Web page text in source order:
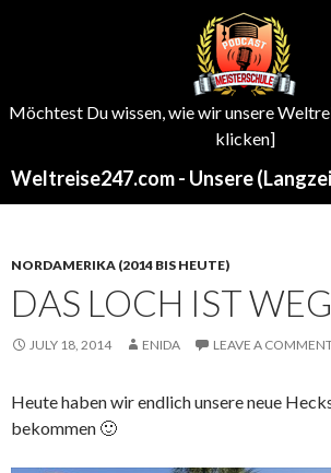
Möchtest Du wissen, wie wir unsere
klicken]
NORDAMERIKA (2014 BIS HEUTE)
DAS LOCH IST
JULY 18, 2014 ENIDA LEAVE A
Heute haben wir endlich unsere neue
bekommen 🙂